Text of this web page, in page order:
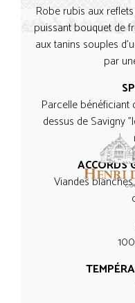
Robe rubis aux
puissant bouquet de
aux tanins souples
par
Parcelle bénéficiant
dessus de Savigny
ACCORDS
Viandes